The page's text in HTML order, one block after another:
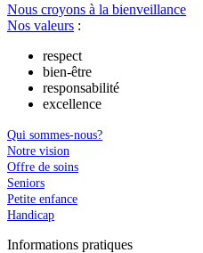
Nous croyons à la bienveillance
Nos valeurs :
respect
bien-être
responsabilité
excellence
Qui sommes-nous?
Notre vision
Offre de soins
Seniors
Petite enfance
Handicap
Informations pratiques